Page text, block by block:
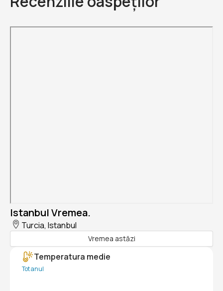
Istanbul Vremea.
Turcia, Istanbul
Vremea astăzi
Temperatura medie
Tot anul